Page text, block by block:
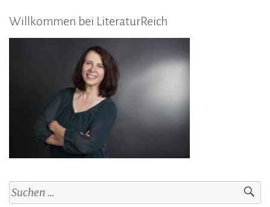
Willkommen bei LiteraturReich
Suchen
nach: